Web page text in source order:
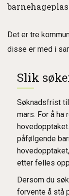
Det er tre
disse er med i
Slik
Søknadsfrist
mars. For å
påfølgende
etter felles
Dersom du
forvente å stå